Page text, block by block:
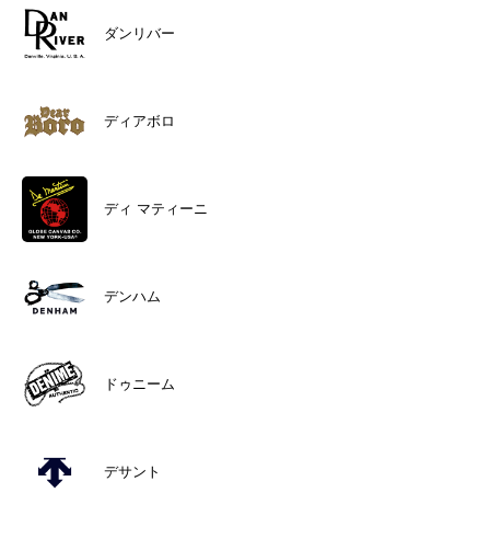
ダンリバー
ディアボロ
ディ マティーニ
デンハム
ドゥニーム
デサント